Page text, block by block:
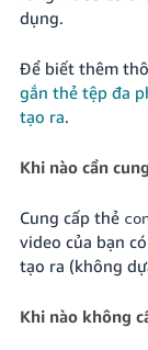
dụng.
Để biết thêm
gắn thẻ tệp đa
tạo ra.
Khi nào cần
Cung cấp thẻ
video của bạn
tạo ra (không
Khi nào không